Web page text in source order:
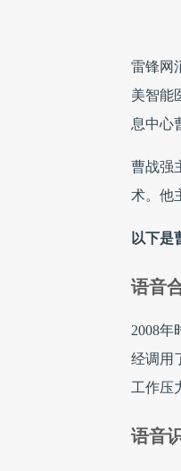
雷锋网
美智能
息中心
曹战强
术。他
以下是
语音
2008年
经调用
工作压
语音